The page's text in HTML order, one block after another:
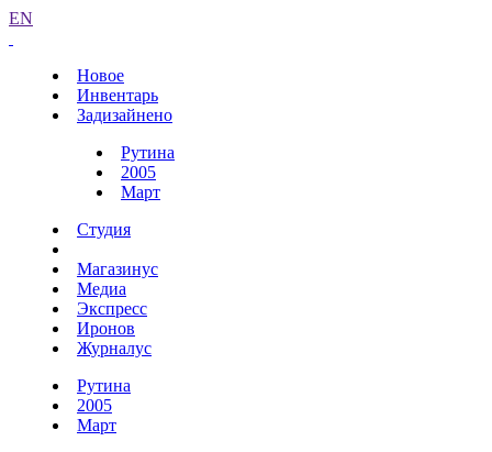
EN
Новое
Инвентарь
Задизайнено
Рутина
2005
Март
Студия
Магазинус
Медиа
Экспресс
Иронов
Журналус
Рутина
2005
Март